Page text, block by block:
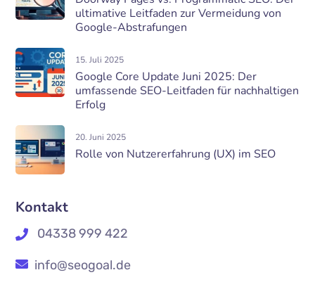
ultimative Leitfaden zur Vermeidung von
Google-Abstrafungen
15. Juli 2025
Google Core Update Juni 2025: Der
umfassende SEO-Leitfaden für nachhaltigen
Erfolg
20. Juni 2025
Rolle von Nutzererfahrung (UX) im SEO
Kontakt
04338 999 422
info@seogoal.de